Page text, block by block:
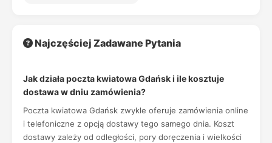
Najczęściej Zadawane Pytania
Jak działa poczta kwiatowa Gdańsk i ile kosztuje
dostawa w dniu zamówienia?
Poczta kwiatowa Gdańsk zwykle oferuje zamówienia online
i telefoniczne z opcją dostawy tego samego dnia. Koszt
dostawy zależy od odległości, pory doręczenia i wielkości